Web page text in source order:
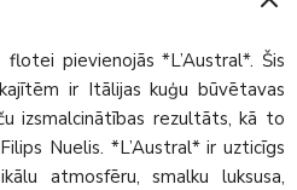
pievienojās *L’Austral*. Šis
ir Itālijas kuģu būvētavas
izsmalcinātības rezultāts, kā to
Nuelis. *L’Austral* ir uzticīgs
atmosfēru, smalku luksusa,